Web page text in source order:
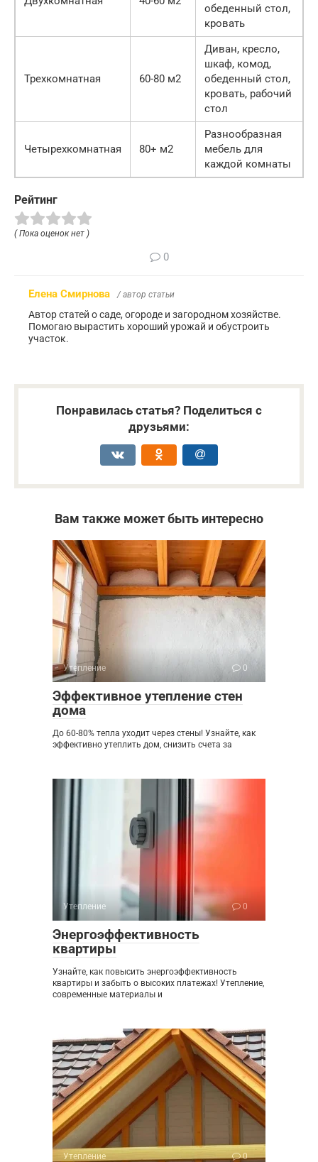
обеденный стол,
кровать
Трехкомнатная 60-80 м2
Диван, кресло,
шкаф, комод,
обеденный стол,
кровать, рабочий
стол
Четырехкомнатная 80+ м2
Разнообразная
мебель для
каждой комнаты
Рейтинг
( Пока оценок нет )
0
Елена Смирнова / автор статьи
Автор статей о саде, огороде и загородном хозяйстве.
Помогаю вырастить хороший урожай и обустроить
участок.
Понравилась статья? Поделиться с
друзьями:
Вам также может быть интересно
Утепление 0
Эффективное утепление стен
дома
До 60-80% тепла уходит через стены! Узнайте, как
эффективно утеплить дом, снизить счета за
Утепление 0
Энергоэффективность
квартиры
Узнайте, как повысить энергоэффективность
квартиры и забыть о высоких платежах! Утепление,
современные материалы и
Утепление 0